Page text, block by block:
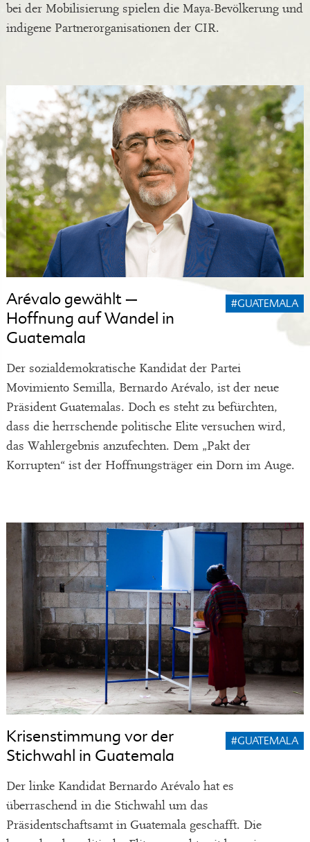
bei der Mobilisierung spielen die Maya-Bevölkerung und
indigene Partnerorganisationen der CIR.
Arévalo gewählt –
Hoffnung auf Wandel in
Guatemala
#GUATEMALA
Der sozialdemokratische Kandidat der Partei
Movimiento Semilla, Bernardo Arévalo, ist der neue
Präsident Guatemalas. Doch es steht zu befürchten,
dass die herrschende politische Elite versuchen wird,
das Wahlergebnis anzufechten. Dem „Pakt der
Korrupten“ ist der Hoffnungsträger ein Dorn im Auge.
Krisenstimmung vor der
Stichwahl in Guatemala
#GUATEMALA
Der linke Kandidat Bernardo Arévalo hat es
überraschend in die Stichwahl um das
Präsidentschaftsamt in Guatemala geschafft. Die